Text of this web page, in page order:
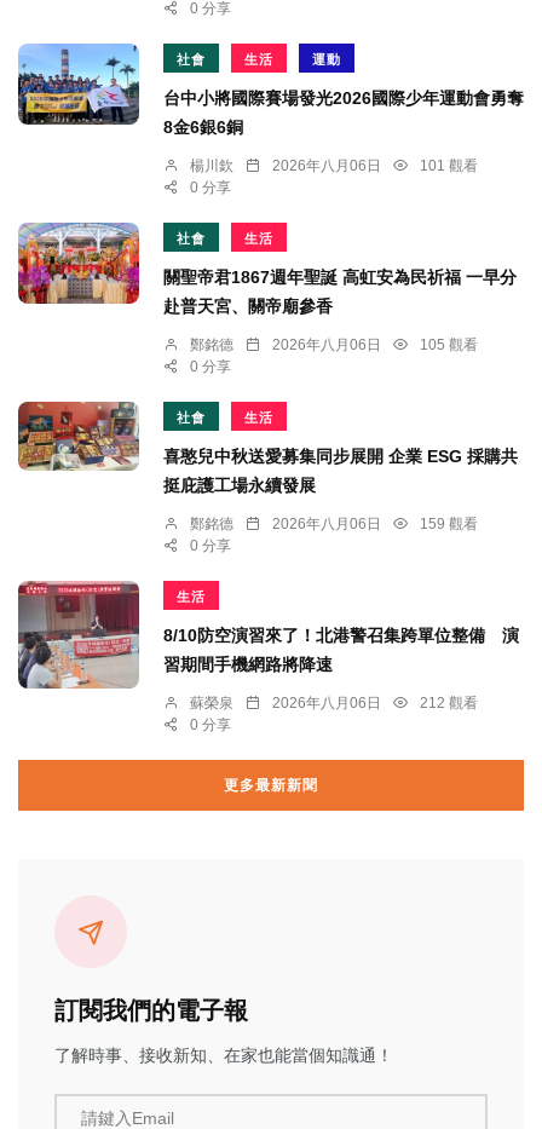
0 分享
社會 生活 運動
台中小將國際賽場發光2026國際少年運動會勇奪
8金6銀6銅
楊川欽 2026年八月06日
101 觀看
0 分享
社會 生活
關聖帝君1867週年聖誕 高虹安為民祈福 一早分
赴普天宮、關帝廟參香
鄭銘德 2026年八月06日
105 觀看
0 分享
社會 生活
喜憨兒中秋送愛募集同步展開 企業 ESG 採購共
挺庇護工場永續發展
鄭銘德 2026年八月06日
159 觀看
0 分享
生活
8/10防空演習來了！北港警召集跨單位整備 演
習期間手機網路將降速
蘇榮泉 2026年八月06日
212 觀看
0 分享
更多最新新聞
訂閱我們的電子報
了解時事、接收新知、在家也能當個知識通！
請鍵入Email